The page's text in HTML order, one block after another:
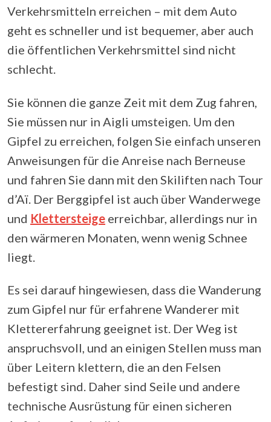
Verkehrsmitteln erreichen – mit dem Auto
geht es schneller und ist bequemer, aber auch
die öffentlichen Verkehrsmittel sind nicht
schlecht.
Sie können die ganze Zeit mit dem Zug fahren,
Sie müssen nur in Aigli umsteigen. Um den
Gipfel zu erreichen, folgen Sie einfach unseren
Anweisungen für die Anreise nach Berneuse
und fahren Sie dann mit den Skiliften nach Tour
d’Aï. Der Berggipfel ist auch über Wanderwege
und Klettersteige erreichbar, allerdings nur in
den wärmeren Monaten, wenn wenig Schnee
liegt.
Es sei darauf hingewiesen, dass die Wanderung
zum Gipfel nur für erfahrene Wanderer mit
Klettererfahrung geeignet ist. Der Weg ist
anspruchsvoll, und an einigen Stellen muss man
über Leitern klettern, die an den Felsen
befestigt sind. Daher sind Seile und andere
technische Ausrüstung für einen sicheren